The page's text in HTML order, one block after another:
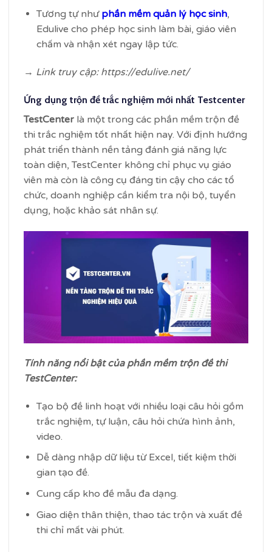
Tương tự như phần mềm quản lý học sinh,
Edulive cho phép học sinh làm bài, giáo viên
chấm và nhận xét ngay lập tức.
→ Link truy cập: https://edulive.net/
Ứng dụng trộn đề trắc nghiệm mới nhất Testcenter
TestCenter là một trong các phần mềm trộn đề
thi trắc nghiệm tốt nhất hiện nay. Với định hướng
phát triển thành nền tảng đánh giá năng lực
toàn diện, TestCenter không chỉ phục vụ giáo
viên mà còn là công cụ đáng tin cậy cho các tổ
chức, doanh nghiệp cần kiểm tra nội bộ, tuyển
dụng, hoặc khảo sát nhân sự.
Tính năng nổi bật của phần mềm trộn đề thi
TestCenter:
Tạo bộ đề linh hoạt với nhiều loại câu hỏi gồm
trắc nghiệm, tự luận, câu hỏi chứa hình ảnh,
video.
Dễ dàng nhập dữ liệu từ Excel, tiết kiệm thời
gian tạo đề.
Cung cấp kho đề mẫu đa dạng.
Giao diện thân thiện, thao tác trộn và xuất đề
thi chỉ mất vài phút.